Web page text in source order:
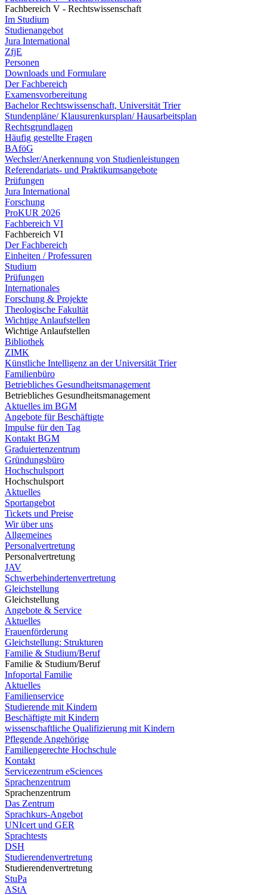
Fachbereich V - Rechtswissenschaft
Im Studium
Studienangebot
Jura International
ZfjE
Personen
Downloads und Formulare
Der Fachbereich
Examensvorbereitung
Bachelor Rechtswissenschaft, Universität Trier
Stundenpläne/ Klausurenkursplan/ Hausarbeitsplan
Rechtsgrundlagen
Häufig gestellte Fragen
BAföG
Wechsler/Anerkennung von Studienleistungen
Referendariats- und Praktikumsangebote
Prüfungen
Jura International
Forschung
ProKUR 2026
Fachbereich VI
Fachbereich VI
Der Fachbereich
Einheiten / Professuren
Studium
Prüfungen
Internationales
Forschung & Projekte
Theologische Fakultät
Wichtige Anlaufstellen
Wichtige Anlaufstellen
Bibliothek
ZIMK
Künstliche Intelligenz an der Universität Trier
Familienbüro
Betriebliches Gesundheitsmanagement
Betriebliches Gesundheitsmanagement
Aktuelles im BGM
Angebote für Beschäftigte
Impulse für den Tag
Kontakt BGM
Graduiertenzentrum
Gründungsbüro
Hochschulsport
Hochschulsport
Aktuelles
Sportangebot
Tickets und Preise
Wir über uns
Allgemeines
Personalvertretung
Personalvertretung
JAV
Schwerbehindertenvertretung
Gleichstellung
Gleichstellung
Angebote & Service
Aktuelles
Frauenförderung
Gleichstellung: Strukturen
Familie & Studium/Beruf
Familie & Studium/Beruf
Infoportal Familie
Aktuelles
Familienservice
Studierende mit Kindern
Beschäftigte mit Kindern
wissenschaftliche Qualifizierung mit Kindern
Pflegende Angehörige
Familiengerechte Hochschule
Kontakt
Servicezentrum eSciences
Sprachenzentrum
Sprachenzentrum
Das Zentrum
Sprachkurs-Angebot
UNIcert und GER
Sprachtests
DSH
Studierendenvertretung
Studierendenvertretung
StuPa
AStA